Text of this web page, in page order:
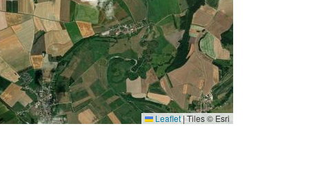
Leaflet|Tiles © Esri